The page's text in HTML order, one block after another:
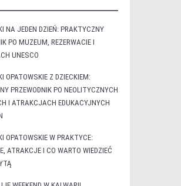
NA JEDEN DZIEŃ: PRAKTYCZNY
PO MUZEUM, REZERWACIE I
UNESCO
OPATOWSKIE Z DZIECKIEM:
PRZEWODNIK PO NEOLITYCZNYCH
I ATRAKCJACH EDUKACYJNYCH
OPATOWSKIE W PRAKTYCE:
ATRAKCJE I CO WARTO WIEDZIEĆ